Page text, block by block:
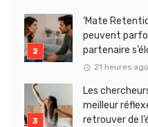
‘Mate
peuvent
partenaire
21 heures ago
Les
meilleur
retrouver de